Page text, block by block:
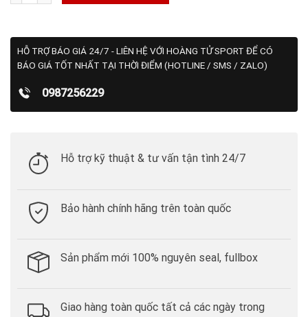
HỖ TRỢ BÁO GIÁ 24/7 - LIÊN HỆ VỚI HOÀNG TỬ SPORT ĐỂ CÓ
BÁO GIÁ TỐT NHẤT TẠI THỜI ĐIỂM (HOTLINE / SMS / ZALO)
0987256229
Hỗ trợ kỹ thuật & tư vấn tận tình 24/7
Bảo hành chính hãng trên toàn quốc
Sản phẩm mới 100% nguyên seal, fullbox
Giao hàng toàn quốc tất cả các ngày trong